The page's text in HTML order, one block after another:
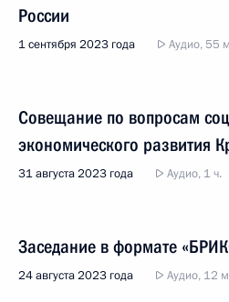
России
1 сентября 2023 года Аудио, 55
Совещание по вопросам
экономического развития
31 августа 2023 года Аудио, 1 ч.
Заседание в формате
24 августа 2023 года Аудио, 12